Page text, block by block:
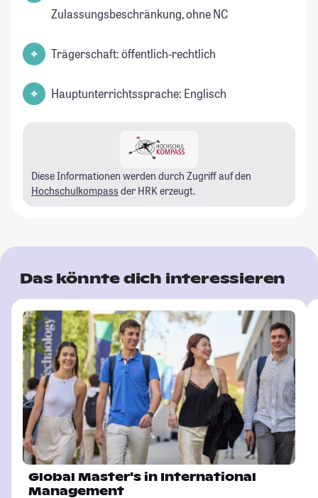
Zulassungsbeschränkung, ohne NC
Trägerschaft: öffentlich-rechtlich
Hauptunterrichtssprache: Englisch
Diese Informationen werden durch Zugriff auf den
Hochschulkompass der HRK erzeugt.
Das könnte dich interessieren
Global Master's in International
Management